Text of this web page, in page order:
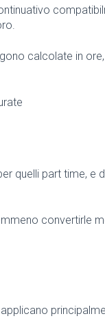
calcolate in
quelli part time, e
convertirle